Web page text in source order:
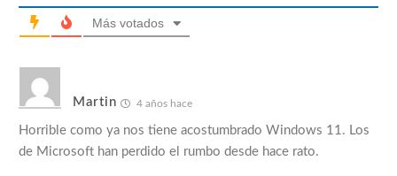
Más votados
Martin 4 años hace
Horrible como ya nos tiene acostumbrado Windows 11. Los
de Microsoft han perdido el rumbo desde hace rato.